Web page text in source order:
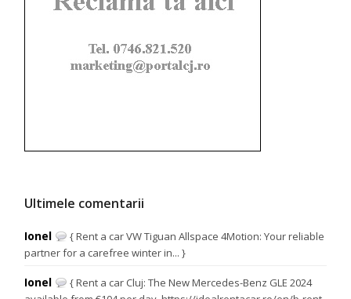
Ultimele comentarii
Ionel
{ Rent a car VW Tiguan Allspace 4Motion: Your reliable
partner for a carefree winter in... }
Ionel
{ Rent a car Cluj: The New Mercedes-Benz GLE 2024